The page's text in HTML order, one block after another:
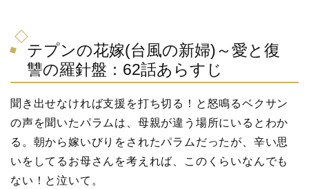
テプンの花嫁(台風の新婦)～愛と復
讐の羅針盤：62話あらすじ
聞き出せなければ支援を打ち切る！と怒鳴るベクサン
の声を聞いたパラムは、母親が違う場所にいるとわか
る。朝から嫁いびりをされたパラムだったが、辛い思
いをしてるお母さんを考えれば、このくらいなんでも
ない！と泣いて。